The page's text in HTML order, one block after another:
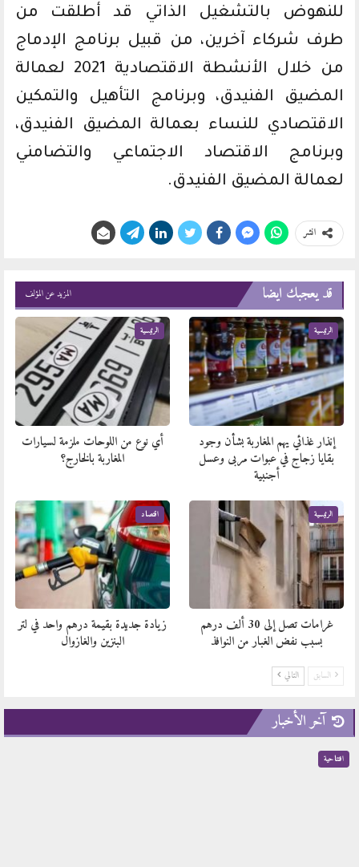
للنهوض بالتشغيل الذاتي قد أطلقت من
طرف شركاء آخرين، من قبيل برنامج الإدماج
من خلال الأنشطة الاقتصادية 2021 لعمالة
المضيق الفنيدق، وبرنامج التأهيل والتمكين
الاقتصادي للنساء بعمالة المضيق الفنيدق،
وبرنامج الاقتصاد الاجتماعي والتضامني
لعمالة المضيق الفنيدق.
انشر
قد يعجبك ايضا المزيد عن المؤلف
الرئيسية
إنذار غذائي يهم المغاربة بشأن وجود
بقايا زجاج في عبوات مربى وعسل
أجنبية
الرئيسية
أي نوع من اللوحات ملزمة لسيارات
المغاربة بالخارج؟
الرئيسية
غرامات تصل إلى 30 ألف درهم
بسبب نفض الغبار من النوافذ
اقتصاد
زيادة جديدة بقيمة درهم واحد في لتر
البنزين والغازوال
السابق التالي
آخر الأخبار
افتتاحية